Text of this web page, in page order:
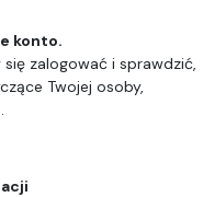
konto.
zalogować i sprawdzić,
Twojej osoby,